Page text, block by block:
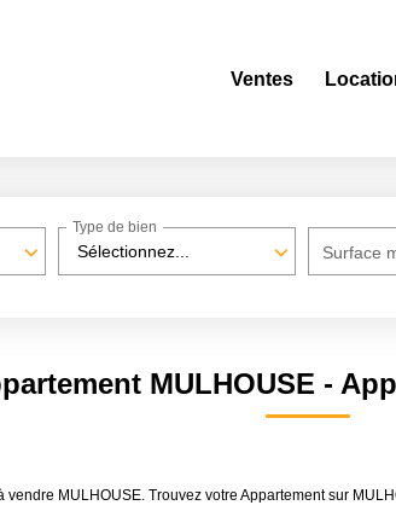
Ventes
Sélectionnez...
Type de bien
Surface
MULHOUSE -
MULHOUSE. Trouvez votre Appartement sur